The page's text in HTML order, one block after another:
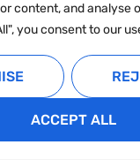
content, and analyse
you consent to our
ACCEPT ALL